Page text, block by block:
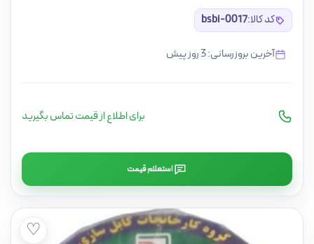
کد کالا:bsbi-0017
آخرین بروزرسانی: 3 روز پیش
برای اطلاع از قیمت تماس بگیرید
استعلام قیمت
♡